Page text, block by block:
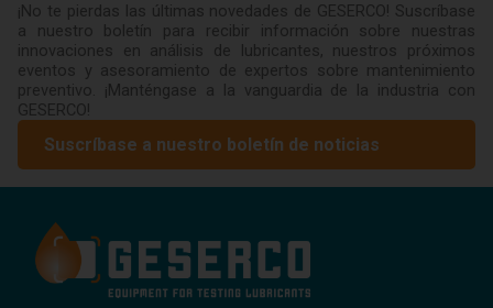
¡No te pierdas las últimas novedades de GESERCO! Suscríbase
a nuestro boletín para recibir información sobre nuestras
innovaciones en análisis de lubricantes, nuestros próximos
eventos y asesoramiento de expertos sobre mantenimiento
preventivo. ¡Manténgase a la vanguardia de la industria con
GESERCO!
Suscríbase a nuestro boletín de noticias